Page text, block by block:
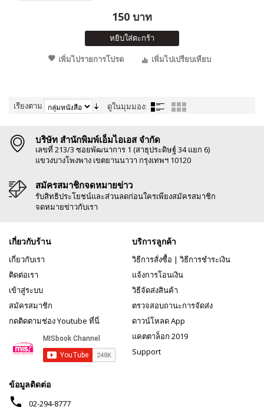
150 บาท
หยิบใส่ตะกร้า
เพิ่มไปรายการโปรด
เพิ่มไปเปรียบเทียบ
เรียงตาม ดูในมุมมอง:
บริษัท สำนักพิมพ์เอ็มไอเอส จำกัด
เลขที่ 213/3 ซอยพัฒนาการ 1 (สาธุประดิษฐ์ 34 แยก 6)
แขวงบางโพงพาง เขตยานนาวา กรุงเทพฯ 10120
สมัครสมาชิกจดหมายข่าว
รับสิทธิประโยชน์และส่วนลดก่อนใครเพียงสมัครสมาชิก
จดหมายข่าวกับเรา
เกี่ยวกับร้าน
เกี่ยวกับเรา
ติดต่อเรา
เข้าสู่ระบบ
สมัครสมาชิก
กดติดตามช่อง Youtube ที่นี่
บริการลูกค้า
วิธีการสั่งซื้อ | วิธีการชำระเงิน
แจ้งการโอนเงิน
วิธีจัดส่งสินค้า
ตรวจสอบถานะการจัดส่ง
ดาวน์โหลด App
แคตตาล็อก 2019
Support
ข้อมูลติดต่อ
phone 02-294-8777